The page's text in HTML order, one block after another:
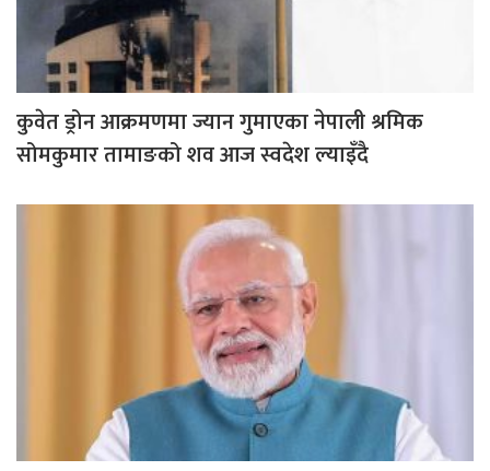
कुवेत ड्रोन आक्रमणमा ज्यान गुमाएका नेपाली श्रमिक
सोमकुमार तामाङको शव आज स्वदेश ल्याइँदै